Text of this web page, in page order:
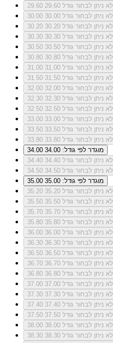
29.60
לא ניתן לבחור גודל 29.60
30.00
לא ניתן לבחור גודל 30.00
30.20
לא ניתן לבחור גודל 30.20
30.30
לא ניתן לבחור גודל 30.30
30.50
לא ניתן לבחור גודל 30.50
30.80
לא ניתן לבחור גודל 30.80
31.00
לא ניתן לבחור גודל 31.00
31.50
לא ניתן לבחור גודל 31.50
32.00
לא ניתן לבחור גודל 32.00
32.30
לא ניתן לבחור גודל 32.30
32.50
לא ניתן לבחור גודל 32.50
33.00
לא ניתן לבחור גודל 33.00
33.50
לא ניתן לבחור גודל 33.50
33.80
לא ניתן לבחור גודל 33.80
34.00
מוגדר לפי גודל: 34.00
34.40
לא ניתן לבחור גודל 34.40
34.50
לא ניתן לבחור גודל 34.50
35.00
מוגדר לפי גודל: 35.00
35.20
לא ניתן לבחור גודל 35.20
35.50
לא ניתן לבחור גודל 35.50
35.70
לא ניתן לבחור גודל 35.70
35.80
לא ניתן לבחור גודל 35.80
36.00
לא ניתן לבחור גודל 36.00
36.30
לא ניתן לבחור גודל 36.30
36.50
לא ניתן לבחור גודל 36.50
36.70
לא ניתן לבחור גודל 36.70
36.80
לא ניתן לבחור גודל 36.80
37.00
לא ניתן לבחור גודל 37.00
37.30
לא ניתן לבחור גודל 37.30
37.40
לא ניתן לבחור גודל 37.40
37.50
לא ניתן לבחור גודל 37.50
38.00
לא ניתן לבחור גודל 38.00
38.30
לא ניתן לבחור גודל 38.30